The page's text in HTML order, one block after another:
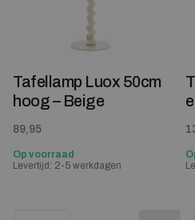
Tafellamp Luox 50cm
hoog – Beige
89,95
Op voorraad
Levertijd: 2-5 werkdagen